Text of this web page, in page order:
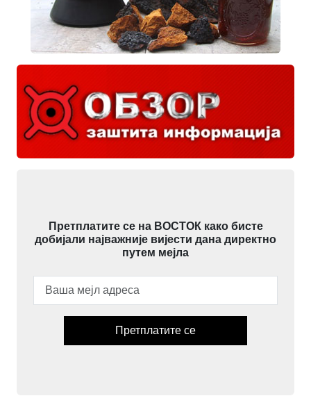
Претплатите се на ВОСТОК како бисте
добијали најважније вијести дана директно
путем мејла
Претплатите се